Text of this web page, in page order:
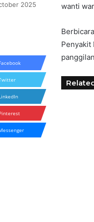
wanti
Penyakit
2025